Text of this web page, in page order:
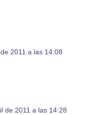
2011 a las 14:08
de 2011 a las 14:28